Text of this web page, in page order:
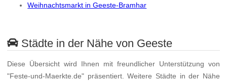
Weihnachtsmarkt in Geeste-Bramhar
Städte in der Nähe von Geeste
Diese Übersicht wird Ihnen mit freundlicher Unterstützung von
"Feste-und-Maerkte.de" präsentiert. Weitere Städte in der Nähe